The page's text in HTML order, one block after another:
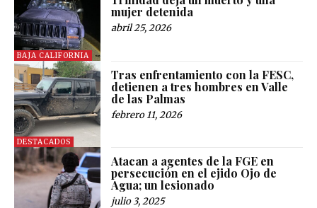
BAJA CALIFORNIA
mujer detenida
abril 25, 2026
DESTACADOS
Tras enfrentamiento con la FESC,
detienen a tres hombres en Valle
de las Palmas
febrero 11, 2026
Atacan a agentes de la FGE en
persecución en el ejido Ojo de
Agua; un lesionado
julio 3, 2025